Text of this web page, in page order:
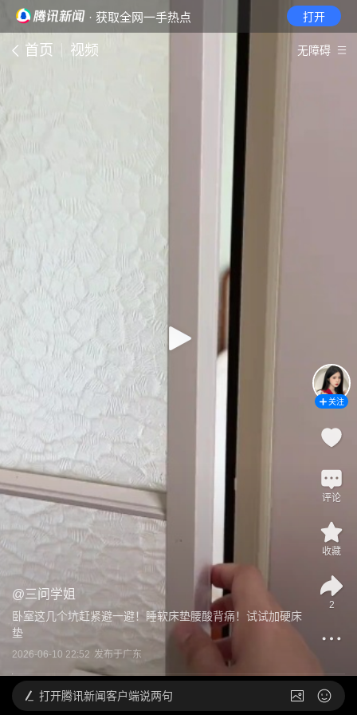
· 获取全网一手热点 打开
首页 视频 无障碍
@三问学姐
卧室这几个坑赶紧避一避！睡软床垫腰酸背痛！试试加硬床
垫
2026-06-10 22:52 发布于广东
关注
评论
收藏
2
打开腾讯新闻客户端说两句